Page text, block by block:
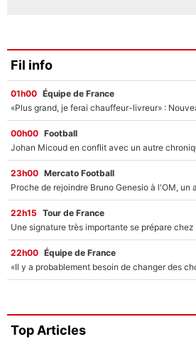
Fil info
01h00 Équipe de France
00h00 Football
23h00 Mercato Football
22h15 Tour de France
22h00 Équipe de France
Top Articles